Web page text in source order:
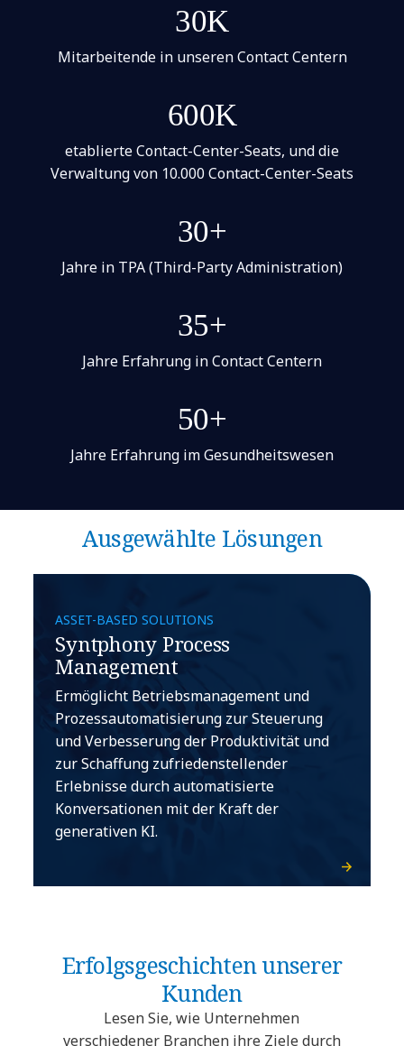
30K
Mitarbeitende in unseren Contact Centern
600K
etablierte Contact-Center-Seats, und die
Verwaltung von 10.000 Contact-Center-Seats
30+
Jahre in TPA (Third-Party Administration)
35+
Jahre Erfahrung in Contact Centern
50+
Jahre Erfahrung im Gesundheitswesen
Ausgewählte Lösungen
ASSET-BASED SOLUTIONS
Syntphony Process
Management
Ermöglicht Betriebsmanagement und
Prozessautomatisierung zur Steuerung
und Verbesserung der Produktivität und
zur Schaffung zufriedenstellender
Erlebnisse durch automatisierte
Konversationen mit der Kraft der
generativen KI.
Erfolgsgeschichten unserer
Kunden
Lesen Sie, wie Unternehmen
verschiedener Branchen ihre Ziele durch